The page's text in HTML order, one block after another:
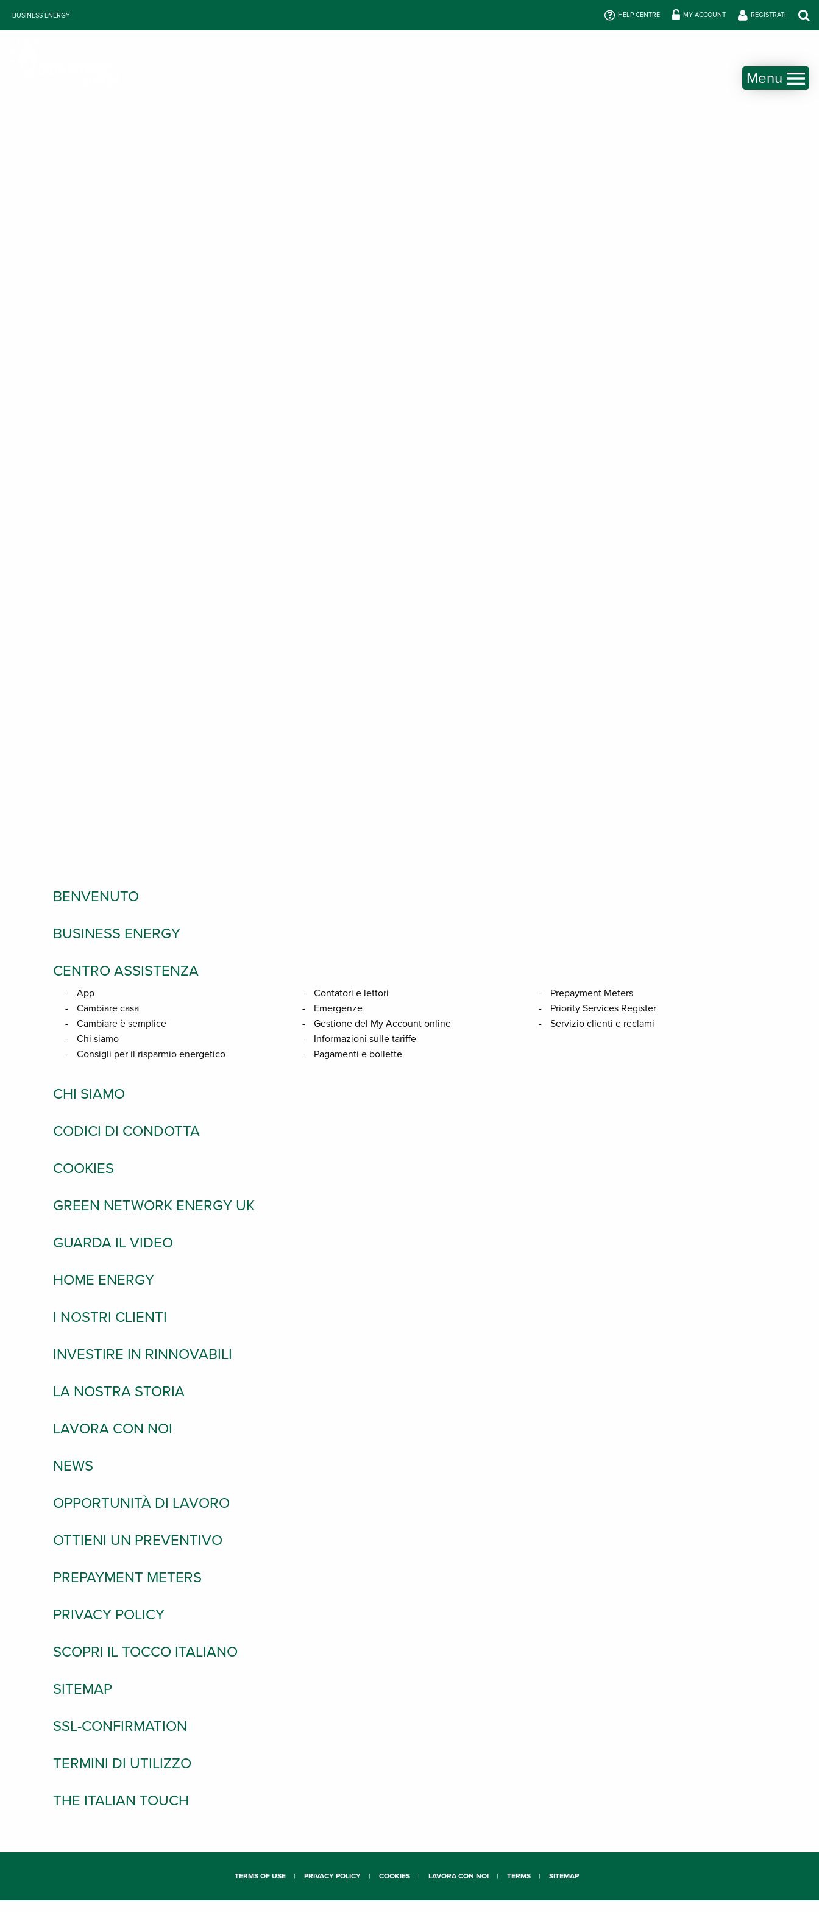
BUSINESS ENERGY HELP CENTRE MY ACCOUNT REGISTRATI
Menu
BENVENUTO
BUSINESS ENERGY
CENTRO ASSISTENZA
App
Cambiare casa
Cambiare è semplice
Chi siamo
Consigli per il risparmio energetico
Contatori e lettori
Emergenze
Gestione del My Account online
Informazioni sulle tariffe
Pagamenti e bollette
Prepayment Meters
Priority Services Register
Servizio clienti e reclami
CHI SIAMO
CODICI DI CONDOTTA
COOKIES
GREEN NETWORK ENERGY UK
GUARDA IL VIDEO
HOME ENERGY
I NOSTRI CLIENTI
INVESTIRE IN RINNOVABILI
LA NOSTRA STORIA
LAVORA CON NOI
NEWS
OPPORTUNITÀ DI LAVORO
OTTIENI UN PREVENTIVO
PREPAYMENT METERS
PRIVACY POLICY
SCOPRI IL TOCCO ITALIANO
SITEMAP
SSL-CONFIRMATION
TERMINI DI UTILIZZO
THE ITALIAN TOUCH
TERMS OF USE PRIVACY POLICY COOKIES LAVORA CON NOI TERMS SITEMAP